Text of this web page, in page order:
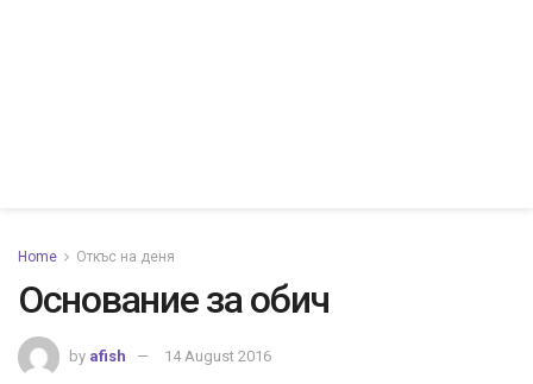
Home Откъс на деня
Основание за обич
by afish 14 August 2016